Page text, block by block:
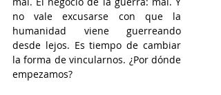
no vale excusarse con que la
humanidad viene guerreando
desde lejos. Es tiempo de cambiar
la forma de vincularnos. ¿Por dónde
empezamos?